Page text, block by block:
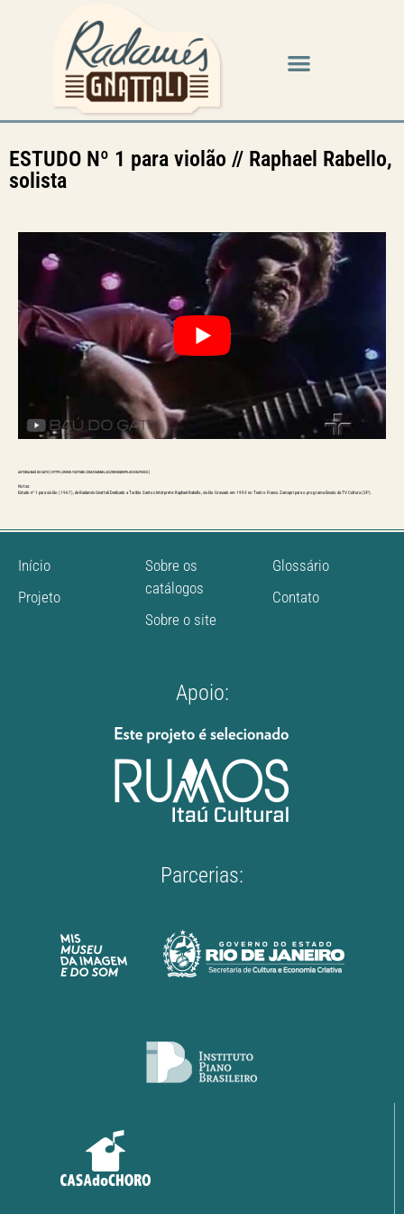
ESTUDO Nº 1 para violão // Raphael Rabello,
solista
AUTORIA:BAÚ DO GATO [ HTTPS://WWW.YOUTUBE.COM/CHANNEL/UCZRDVKQRHPXJIE3CKZ9IXCG ]
Notas:
Estudo nº 1 para violão (1967), de Radamés Gnattali Dedicado a Turíbio Santos Intérprete: Raphael Rabello, violão Gravado em 1993 no Teatro Franco Zamapri para o programa Ensaio da TV Cultura (SP).
Início
Projeto
Sobre os
catálogos
Sobre o site
Glossário
Contato
Apoio:
Parcerias: